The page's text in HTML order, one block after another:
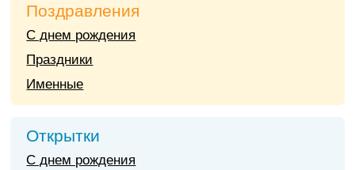
Поздравления
С днем рождения
Праздники
Именные
Открытки
С днем рождения